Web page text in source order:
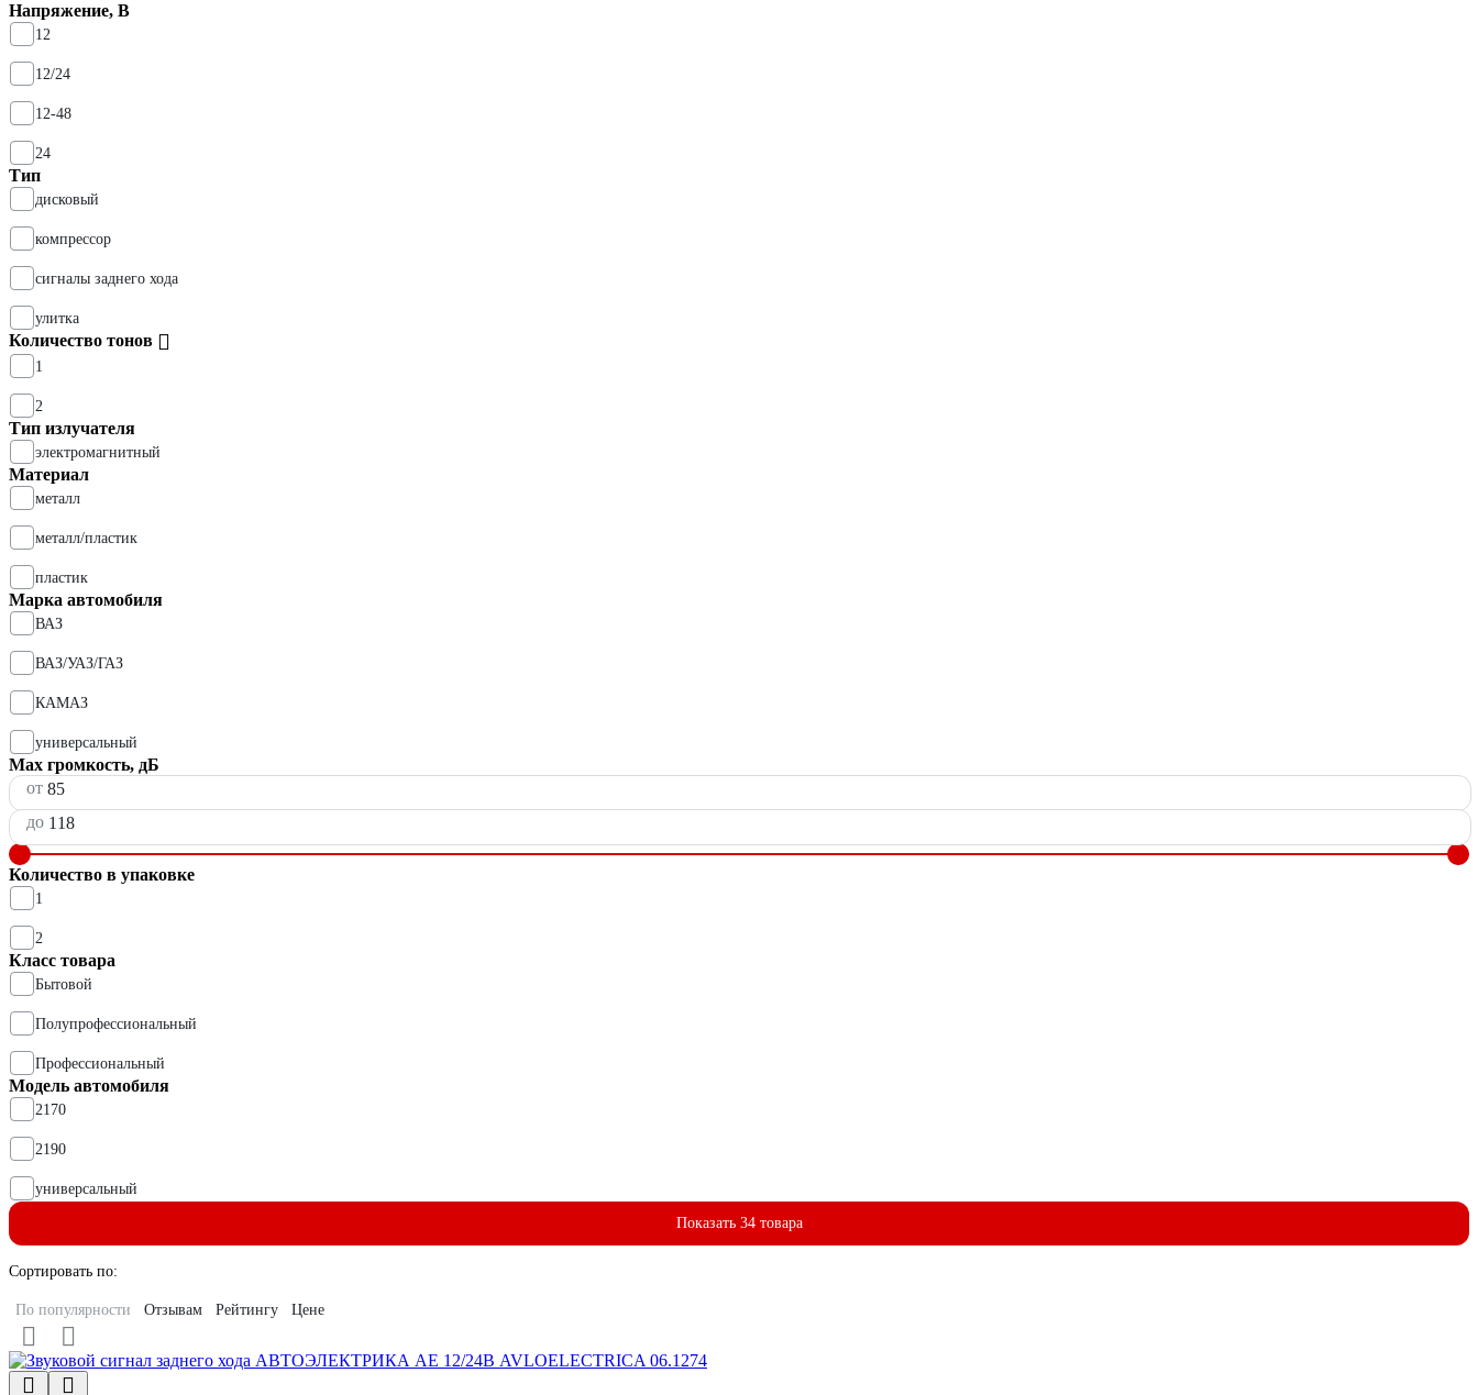
Напряжение, В
12
12/24
12-48
24
Тип
дисковый
компрессор
сигналы заднего хода
улитка
Количество тонов
1
2
Тип излучателя
электромагнитный
Материал
металл
металл/пластик
пластик
Марка автомобиля
ВАЗ
ВАЗ/УАЗ/ГАЗ
КАМАЗ
универсальный
Мах громкость, дБ
от
до
Количество в упаковке
1
2
Класс товара
Бытовой
Полупрофессиональный
Профессиональный
Модель автомобиля
2170
2190
универсальный
Показать 34 товара
Сортировать по:
По популярности Отзывам Рейтингу Цене